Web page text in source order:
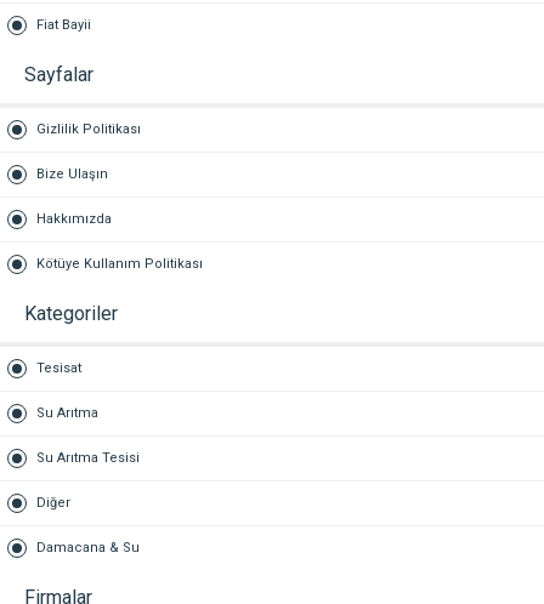
Fiat Bayii
Sayfalar
Gizlilik Politikası
Bize Ulaşın
Hakkımızda
Kötüye Kullanım Politikası
Kategoriler
Tesisat
Su Arıtma
Su Arıtma Tesisi
Diğer
Damacana & Su
Firmalar